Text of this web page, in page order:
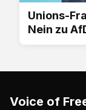
Unions-
Nein zu
Voice of